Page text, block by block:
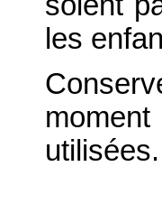
les
utilisées.